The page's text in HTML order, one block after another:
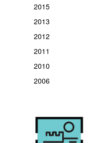
2015
2013
2012
2011
2010
2006